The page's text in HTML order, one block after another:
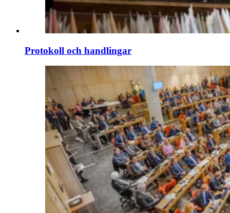
Protokoll och handlingar